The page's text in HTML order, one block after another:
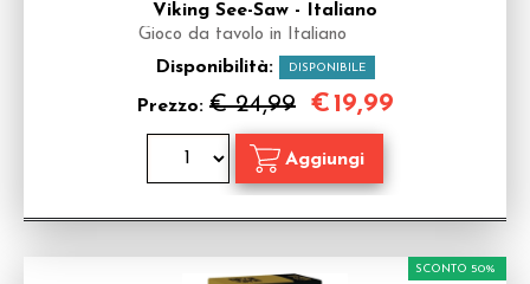
Viking See-Saw - Italiano
Gioco da tavolo in Italiano
Disponibilità: DISPONIBILE
Prezzo: € 24,99 €19,99
SCONTO 50%